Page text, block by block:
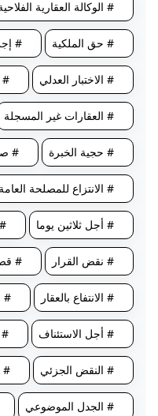
# الوكالة العقارية
# حق الملكية #
# الاختبار العدلي #
# العقارات غير المسجلة
# حجية الخبرة #
# الانتزاع للمصلحة العامة
# أجل ثلاثين يوما
# نقض القرار #
# الانتفاع بالعقار #
# أجل الاستئناف #
# النقض الجزئي #
# الجدل الموضوعي